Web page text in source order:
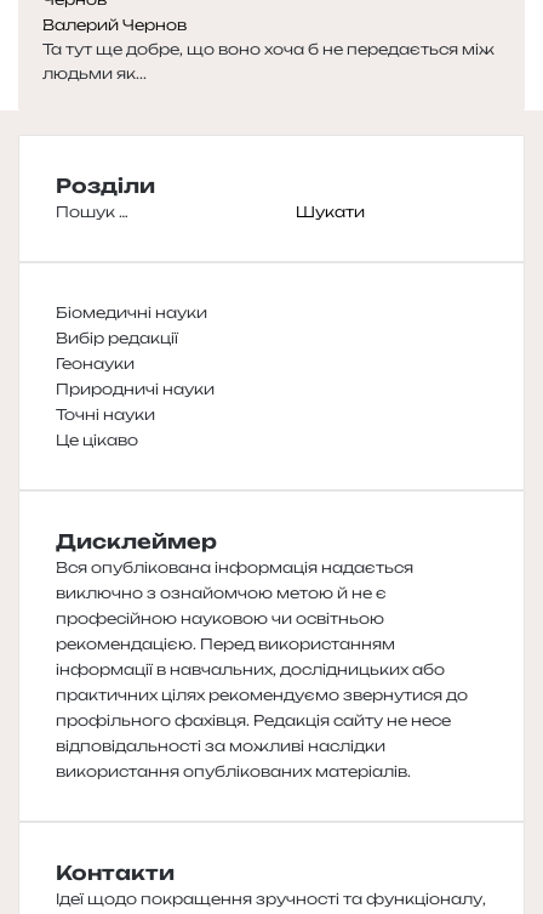
Валерий Чернов
Та тут ще добре, що воно хоча б не передається між
людьми як...
Розділи
Пошук:
Біомедичні науки
Вибір редакції
Геонауки
Природничі науки
Точні науки
Це цікаво
Дисклеймер
Вся опублікована інформація надається
виключно з ознайомчою метою й не є
професійною науковою чи освітньою
рекомендацією. Перед використанням
інформації в навчальних, дослідницьких або
практичних цілях рекомендуємо звернутися до
профільного фахівця. Редакція сайту не несе
відповідальності за можливі наслідки
використання опублікованих матеріалів.
Контакти
Ідеї щодо покращення зручності та функціоналу,